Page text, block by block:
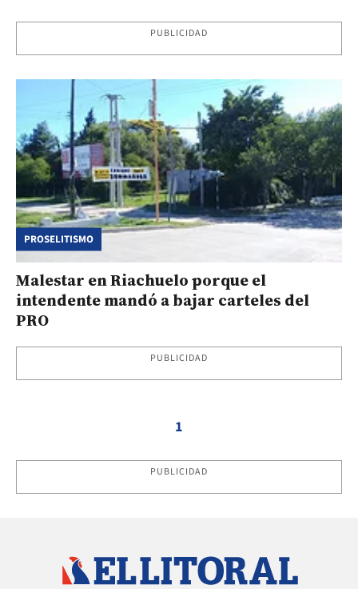
PUBLICIDAD
PROSELITISMO
Malestar en Riachuelo porque el
intendente mandó a bajar carteles del
PRO
PUBLICIDAD
1
PUBLICIDAD